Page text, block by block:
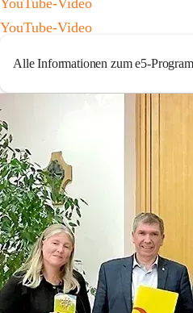
YouTube-Video
YouTube-Video
Alle Informationen zum e5-